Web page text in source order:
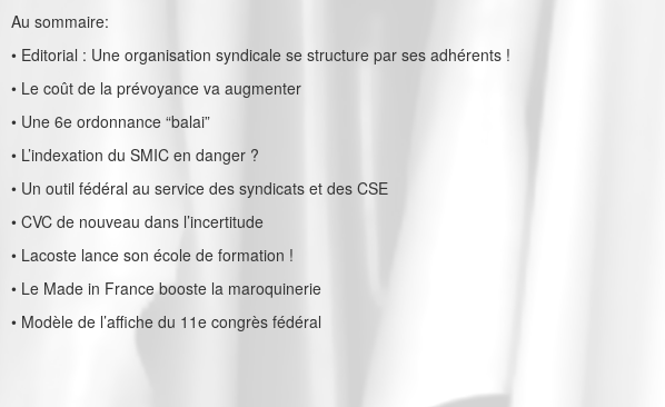
Au sommaire:
• Editorial : Une organisation syndicale se structure par ses adhérents !
• Le coût de la prévoyance va augmenter
• Une 6e ordonnance “balai”
• L’indexation du SMIC en danger ?
• Un outil fédéral au service des syndicats et des CSE
• CVC de nouveau dans l’incertitude
• Lacoste lance son école de formation !
• Le Made in France booste la maroquinerie
• Modèle de l’affiche du 11e congrès fédéral